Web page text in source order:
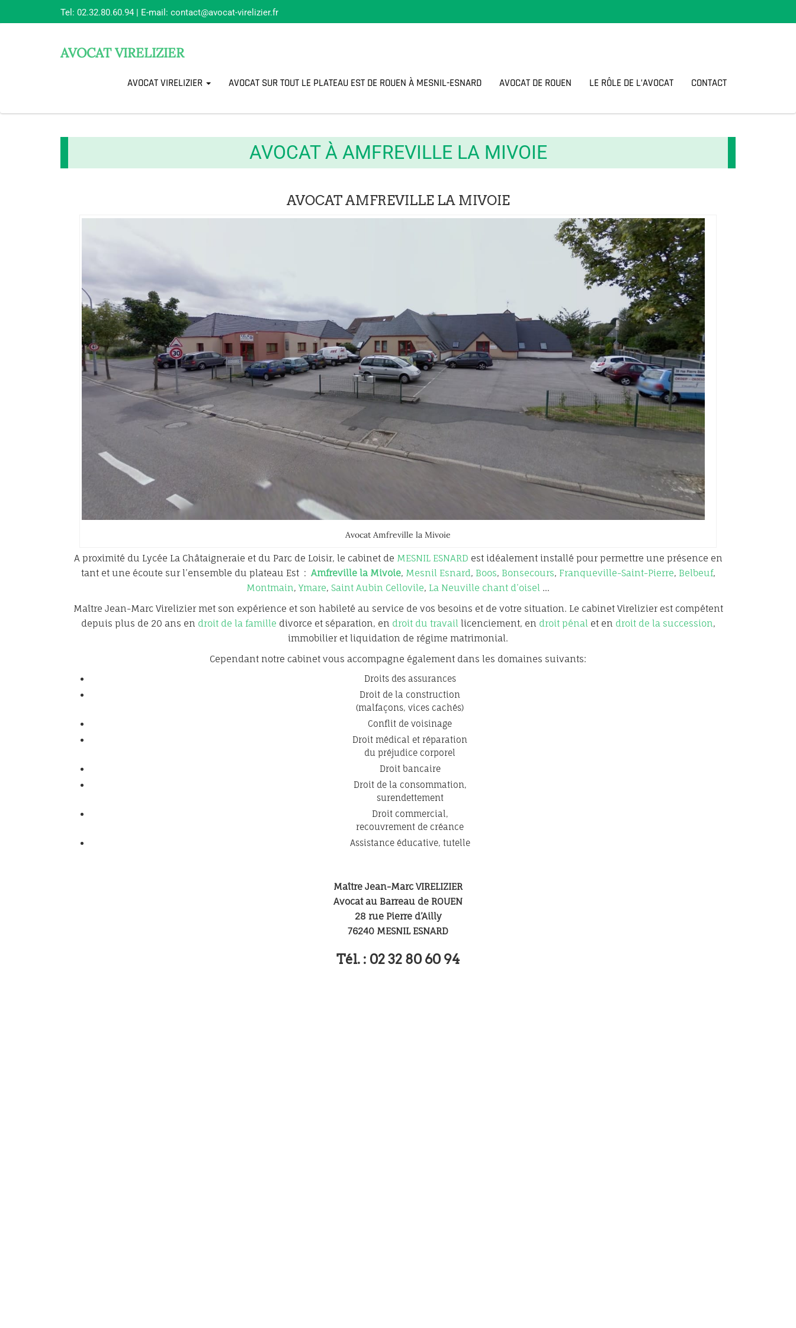
Tel: 02.32.80.60.94 | E-mail: contact@avocat-virelizier.fr
AVOCAT VIRELIZIER
AVOCAT VIRELIZIER AVOCAT SUR TOUT LE PLATEAU EST DE ROUEN À MESNIL-ESNARD AVOCAT DE ROUEN LE RÔLE DE L’AVOCAT CONTACT
AVOCAT À AMFREVILLE LA MIVOIE
AVOCAT AMFREVILLE LA MIVOIE
Avocat Amfreville la Mivoie
A proximité du Lycée La Châtaigneraie et du Parc de Loisir, le cabinet de MESNIL ESNARD est idéalement installé pour permettre une présence en
tant et une écoute sur l’ensemble du plateau Est : Amfreville la Mivoie, Mesnil Esnard, Boos, Bonsecours, Franqueville-Saint-Pierre, Belbeuf,
Montmain, Ymare, Saint Aubin Cellovile, La Neuville chant d’oisel …
Maître Jean-Marc Virelizier met son expérience et son habileté au service de vos besoins et de votre situation. Le cabinet Virelizier est compétent
depuis plus de 20 ans en droit de la famille divorce et séparation, en droit du travaillicenciement, en droit pénalet en droit de la succession,
immobilier et liquidation de régime matrimonial.
Cependant notre cabinet vous accompagne également dans les domaines suivants:
Droits des assurances
Droit de la construction
(malfaçons, vices cachés)
Conflit de voisinage
Droit médical et réparation
du préjudice corporel
Droit bancaire
Droit de la consommation,
surendettement
Droit commercial,
recouvrement de créance
Assistance éducative, tutelle
Maître Jean-Marc VIRELIZIER
Avocat au Barreau de ROUEN
28 rue Pierre d’Ailly
76240 MESNIL ESNARD
Tél. : 02 32 80 60 94